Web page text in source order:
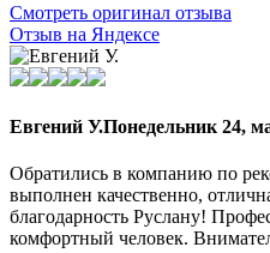
Смотреть оригинал отзыва
Отзыв на Яндексе
Евгений У.Понедельник 24,
Обратились в компанию по
выполнен качественно,
благодарность Руслану!
комфортный человек.